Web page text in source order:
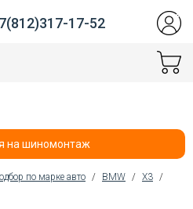
17-52
на шиномонтаж
по марке авто / BMW / X3 /